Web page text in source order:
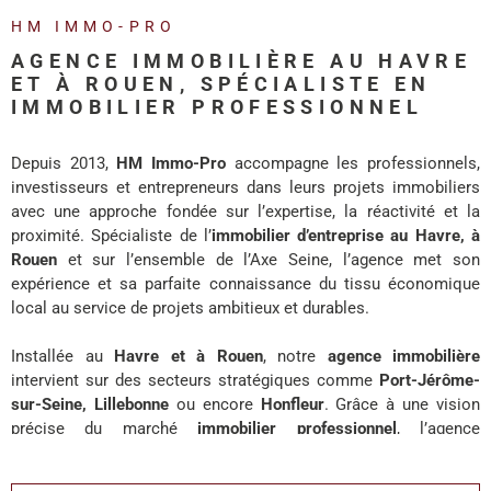
BLOG
HM IMMO-PRO
AGENCE IMMOBILIÈRE AU HAVRE
ET À ROUEN, SPÉCIALISTE EN
IMMOBILIER PROFESSIONNEL
Depuis 2013, HM Immo-Pro accompagne les professionnels,
investisseurs et entrepreneurs dans leurs projets immobiliers
avec une approche fondée sur l’expertise, la réactivité et la
proximité. Spécialiste de l’immobilier d’entreprise au Havre, à
Rouen et sur l’ensemble de l’Axe Seine, l’agence met son
expérience et sa parfaite connaissance du tissu économique
local au service de projets ambitieux et durables.
Installée au Havre et à Rouen, notre agence immobilière
intervient sur des secteurs stratégiques comme Port-Jérôme-
sur-Seine, Lillebonneou encore Honfleur. Grâce à une vision
précise du marché immobilier professionnel , l’agence